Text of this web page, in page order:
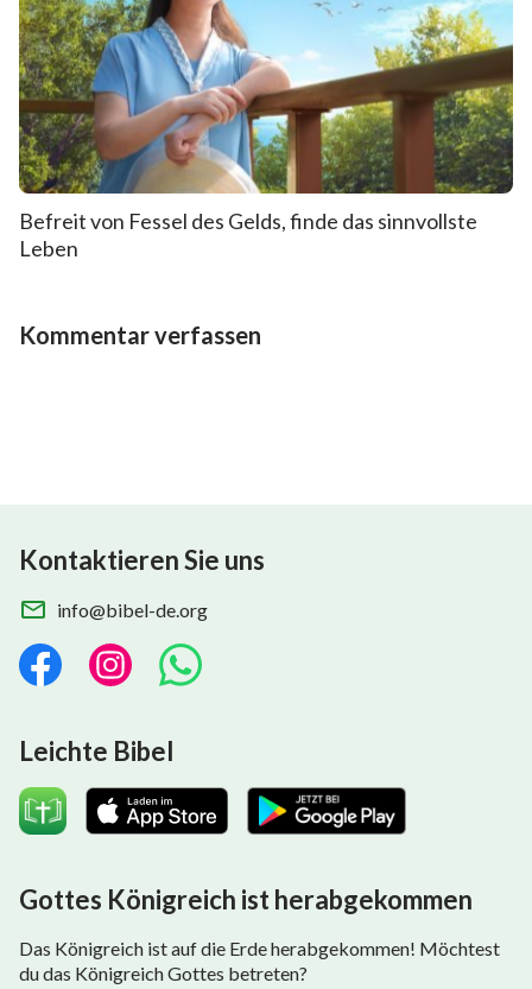
Befreit von Fessel des Gelds, finde das sinnvollste
Leben
Kommentar verfassen
Kontaktieren Sie uns
info@bibel-de.org
Leichte Bibel
Gottes Königreich ist herabgekommen
Das Königreich ist auf die Erde herabgekommen! Möchtest
du das Königreich Gottes betreten?